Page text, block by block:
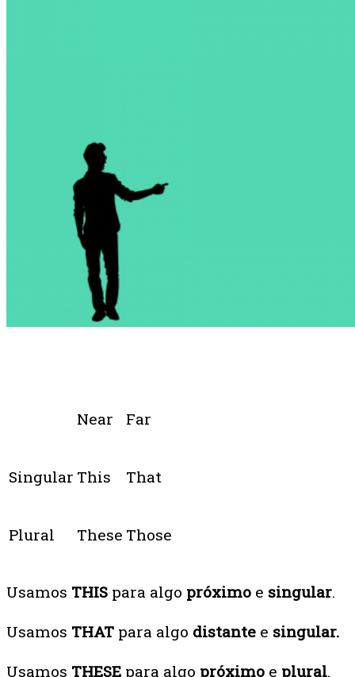
Near Far
Singular This That
Plural These Those
Usamos THIS para algo próximo e singular.
Usamos THAT para algo distante e singular.
Usamos THESE para algo próximo e plural.